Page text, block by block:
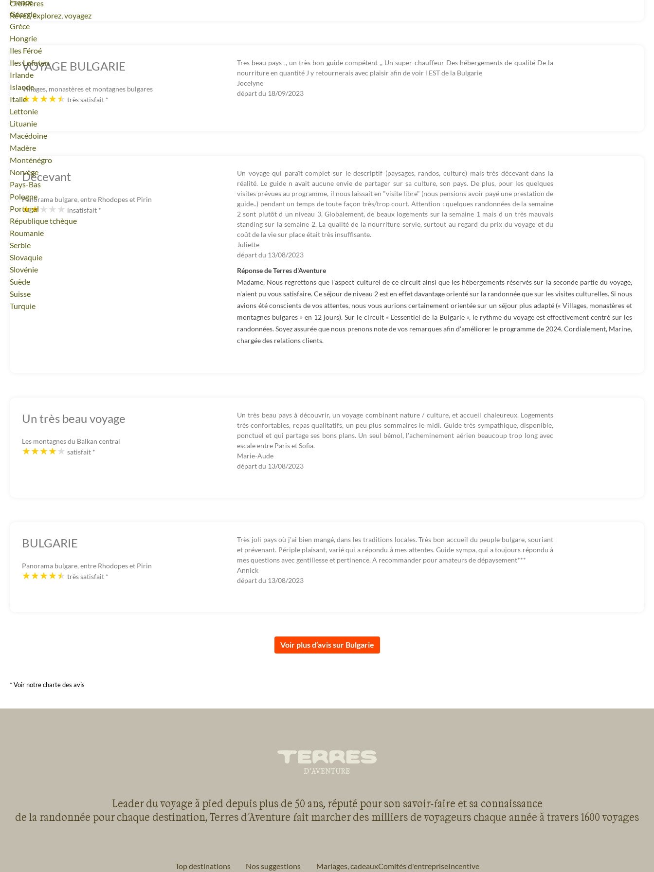
Voyage
France
Voyage
Géorgie
Voyage
Grèce
Voyage
Hongrie
Voyage
Iles Féroé
Voyage
Iles Lofoten
Voyage
Irlande
Voyage
Islande
Voyage
Italie
Voyage
Lettonie
Voyage
Lituanie
Voyage
Macédoine
Voyage
Madère
Voyage
Monténégro
Voyage
Norvège
Voyage
Pays-Bas
Voyage
Pologne
Voyage
Portugal
Voyage
République tchèque
Voyage
Roumanie
Voyage
Serbie
Voyage
Slovaquie
Voyage
Slovénie
Voyage
Suède
Voyage
Suisse
Voyage
Turquie
Croisières
Rêvez, explorez, voyagez
VOYAGE BULGARIE
Villages, monastères et montagnes bulgares
très satisfait *
Tres beau pays ,, un très bon guide compétent ,, Un super chauffeur Des hébergements de qualité De la
nourriture en quantité J y retournerais avec plaisir afin de voir l EST de la Bulgarie
Jocelyne
départ du 18/09/2023
Décevant
Panorama bulgare, entre Rhodopes et Pirin
insatisfait *
Un voyage qui paraît complet sur le descriptif (paysages, randos, culture) mais très décevant dans la
réalité. Le guide n avait aucune envie de partager sur sa culture, son pays. De plus, pour les quelques
visites prévues au programme, il nous laissait en "visite libre" (nous pensions avoir payé une prestation de
guide..) pendant un temps de toute façon très/trop court. Attention : quelques randonnées de la semaine
2 sont plutôt d un niveau 3. Globalement, de beaux logements sur la semaine 1 mais d un très mauvais
standing sur la semaine 2. La qualité de la nourriture servie, surtout au regard du prix du voyage et du
coût de la vie sur place était très insuffisante.
Juliette
départ du 13/08/2023
Réponse de Terres d'Aventure
Madame, Nous regrettons que l'aspect culturel de ce circuit ainsi que les hébergements réservés sur la seconde partie du voyage,
n'aient pu vous satisfaire. Ce séjour de niveau 2 est en effet davantage orienté sur la randonnée que sur les visites culturelles. Si nous
avions été conscients de vos attentes, nous vous aurions certainement orientée sur un séjour plus adapté (« Villages, monastères et
montagnes bulgares » en 12 jours). Sur le circuit « L’essentiel de la Bulgarie », le rythme du voyage est effectivement centré sur les
randonnées. Soyez assurée que nous prenons note de vos remarques afin d'améliorer le programme de 2024. Cordialement, Marine,
chargée des relations clients.
Un très beau voyage
Les montagnes du Balkan central
satisfait *
Un très beau pays à découvrir, un voyage combinant nature / culture, et accueil chaleureux. Logements
très confortables, repas qualitatifs, un peu plus sommaires le midi. Guide très sympathique, disponible,
ponctuel et qui partage ses bons plans. Un seul bémol, l'acheminement aérien beaucoup trop long avec
escale entre Paris et Sofia.
Marie-Aude
départ du 13/08/2023
BULGARIE
Panorama bulgare, entre Rhodopes et Pirin
très satisfait *
Très joli pays où j'ai bien mangé, dans les traditions locales. Très bon accueil du peuple bulgare, souriant
et prévenant. Périple plaisant, varié qui a répondu à mes attentes. Guide sympa, qui a toujours répondu à
mes questions avec gentillesse et pertinence. A recommander pour amateurs de dépaysement***
Annick
départ du 13/08/2023
Voir plus d’avis sur Bulgarie
* Voir notre charte des avis
Leader du voyage à pied depuis plus de 50 ans, réputé pour son savoir-faire et sa connaissance
de la randonnée pour chaque destination, Terres d'Aventure fait marcher des milliers de voyageurs chaque année à travers 1600 voyages
Top destinations Nos suggestions Mariages, cadeauxComités d'entrepriseIncentive